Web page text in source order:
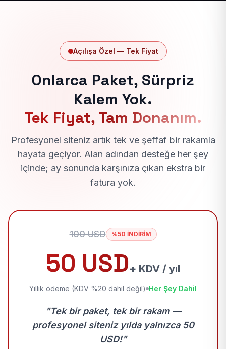
Açılışa Özel — Tek Fiyat
Onlarca Paket, Sürpriz
Kalem Yok.
Tek Fiyat, Tam Donanım.
Profesyonel siteniz artık tek ve şeffaf bir rakamla
hayata geçiyor. Alan adından desteğe her şey
içinde; ay sonunda karşınıza çıkan ekstra bir
fatura yok.
100 USD %50 İNDİRİM
50 USD+ KDV / yıl
Yıllık ödeme (KDV %20 dahil değil) Her Şey Dahil
"Tek bir paket, tek bir rakam —
profesyonel siteniz yılda yalnızca 50
USD!"